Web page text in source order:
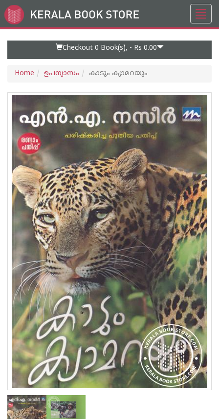
Go
to
Checkout 0 Book(s), - Rs 0.00
Home ഉപന്യാസം കാടും ക്യാമറയും